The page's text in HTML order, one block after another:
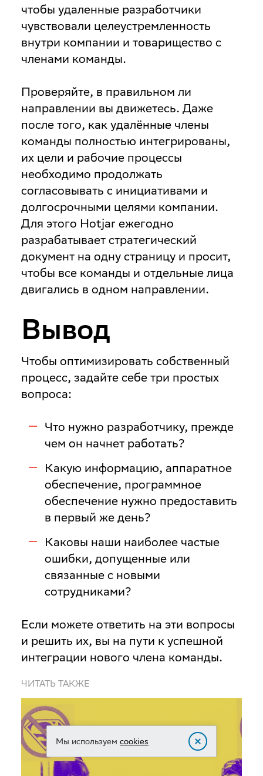
чтобы удаленные разработчики
чувствовали целеустремленность
внутри компании и товарищество с
членами команды.
Проверяйте, в правильном ли
направлении вы движетесь. Даже
после того, как удалённые члены
команды полностью интегрированы,
их цели и рабочие процессы
необходимо продолжать
согласовывать с инициативами и
долгосрочными целями компании.
Для этого Hotjar ежегодно
разрабатывает стратегический
документ на одну страницу и просит,
чтобы все команды и отдельные лица
двигались в одном направлении.
Вывод
Чтобы оптимизировать собственный
процесс, задайте себе три простых
вопроса:
Что нужно разработчику, прежде
чем он начнет работать?
Какую информацию, аппаратное
обеспечение, программное
обеспечение нужно предоставить
в первый же день?
Каковы наши наиболее частые
ошибки, допущенные или
связанные с новыми
сотрудниками?
Если можете ответить на эти вопросы
и решить их, вы на пути к успешной
интеграции нового члена команды.
ЧИТАТЬ ТАКЖЕ
Мы используем cookies